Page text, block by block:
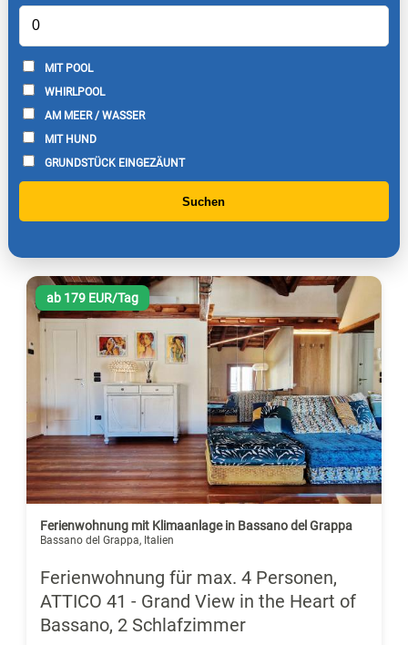
MIT POOL
WHIRLPOOL
AM MEER / WASSER
MIT HUND
GRUNDSTÜCK EINGEZÄUNT
Suchen
ab 179 EUR/Tag
Ferienwohnung mit Klimaanlage in Bassano del Grappa
Bassano del Grappa, Italien
Ferienwohnung für max. 4 Personen,
ATTICO 41 - Grand View in the Heart of
Bassano, 2 Schlafzimmer